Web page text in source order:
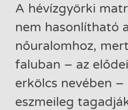
A hévízgyörki
nem hasonlítható
nőuralomhoz,
faluban – az
erkölcs nevében –
eszmeileg